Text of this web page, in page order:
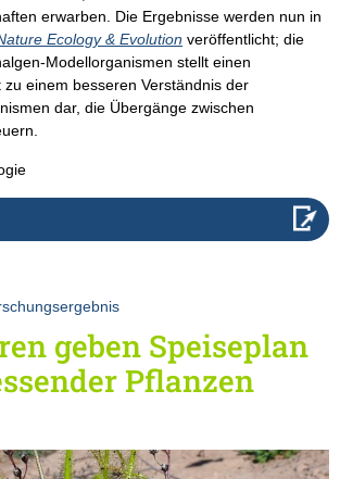
erwarben. Die Ergebnisse werden nun in
Ecology & Evolution veröffentlicht; die
Modellorganismen stellt einen
einem besseren Verständnis der
dar, die Übergänge zwischen
geben Speiseplan
Pflanzen